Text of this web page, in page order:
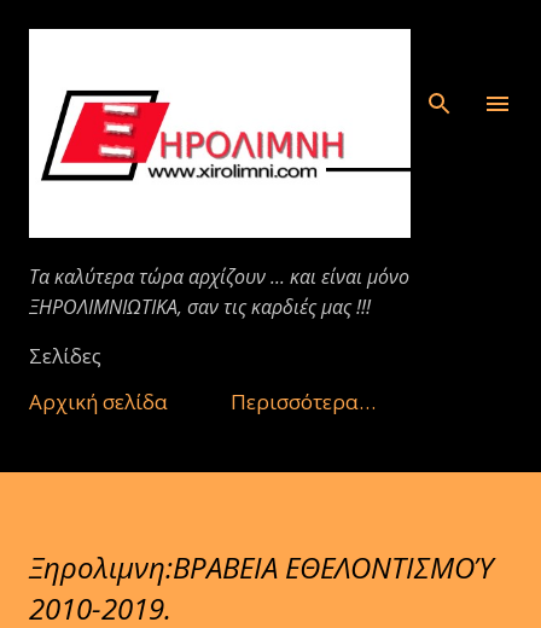
Μετάβαση στο κύριο περιεχόμενο
Τα καλύτερα τώρα αρχίζουν ... και είναι μόνο
ΞΗΡΟΛΙΜΝΙΩΤΙΚΑ, σαν τις καρδιές μας !!!
Σελίδες
Αρχική σελίδα
Περισσότερα…
Ξηρολιμνη:ΒΡΑΒΕΙΑ ΕΘΕΛΟΝΤΙΣΜΟΎ
2010-2019.